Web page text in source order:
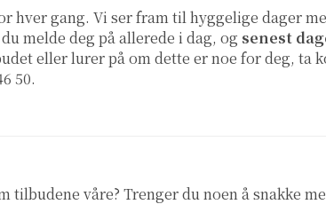
hver gang. Vi ser fram til hyggelige dager
melde deg på allerede i dag, og senest
eller lurer på om dette er noe for deg, ta
50.
tilbudene våre? Trenger du noen å snakke